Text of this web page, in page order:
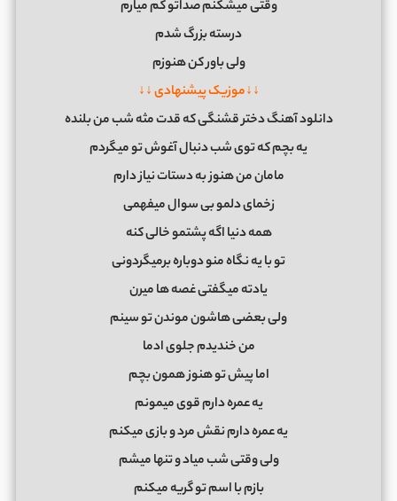
وقتی میشکنم صداتو کم میارم
درسته بزرگ شدم
ولی باور کن هنوزم
↓↓موزیک پیشنهادی ↓↓
دانلود آهنگ دختر قشنگی که قدت مثه شب من بلنده
یه بچم که توی شب دنبال آغوش تو میگردم
مامان من هنوز به دستات نیاز دارم
زخمای دلمو بی سوال میفهمی
همه دنیا اگه پشتمو خالی کنه
تو با یه نگاه منو دوباره برمیگردونی
یادته میگفتی غصه ها میرن
ولی بعضی هاشون موندن تو سینم
من خندیدم جلوی ادما
اما پیش تو هنوز همون بچم
یه عمره دارم قوی میمونم
یه عمره دارم نقش مرد و بازی میکنم
ولی وقتی شب میاد و تنها میشم
بازم با اسم تو گریه میکنم